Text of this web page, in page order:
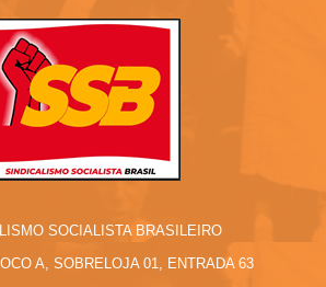
SOCIALISTA BRASILEIRO
A, SOBRELOJA 01, ENTRADA 63